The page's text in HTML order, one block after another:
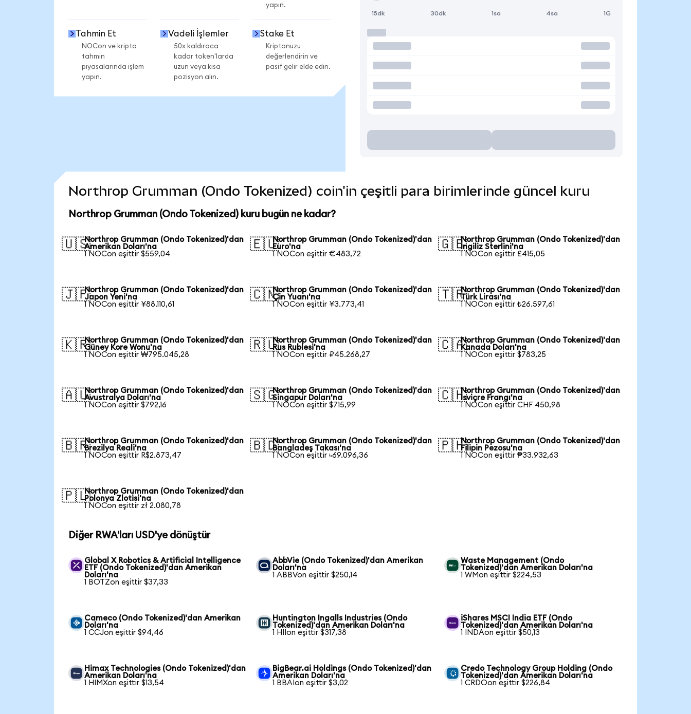
yapın.
Tahmin Et
NOCon ve kripto
tahmin
piyasalarında işlem
yapın.
Vadeli İşlemler
50x kaldıraca
kadar token'larda
uzun veya kısa
pozisyon alın.
Stake Et
Kriptonuzu
değerlendirin ve
pasif gelir elde edin.
15dk 30dk 1sa 4sa 1G
Northrop Grumman (Ondo Tokenized) coin'in çeşitli para birimlerinde güncel kuru
Northrop Grumman (Ondo Tokenized) kuru bugün ne kadar?
🇺🇸Northrop Grumman (Ondo Tokenized)'dan
Amerikan Doları'na
1 NOCon eşittir $559,04
🇪🇺Northrop Grumman (Ondo Tokenized)'dan
Euro'na
1 NOCon eşittir €483,72
🇬🇧Northrop Grumman (Ondo Tokenized)'dan
İngiliz Sterlini'na
1 NOCon eşittir £415,05
🇯🇵Northrop Grumman (Ondo Tokenized)'dan
Japon Yeni'na
1 NOCon eşittir ¥88.110,61
🇨🇳Northrop Grumman (Ondo Tokenized)'dan
Çin Yuanı'na
1 NOCon eşittir ¥3.773,41
🇹🇷Northrop Grumman (Ondo Tokenized)'dan
Türk Lirası'na
1 NOCon eşittir ₺26.597,61
🇰🇷Northrop Grumman (Ondo Tokenized)'dan
Güney Kore Wonu'na
1 NOCon eşittir ₩795.045,28
🇷🇺Northrop Grumman (Ondo Tokenized)'dan
Rus Rublesi'na
1 NOCon eşittir ₽45.268,27
🇨🇦Northrop Grumman (Ondo Tokenized)'dan
Kanada Doları'na
1 NOCon eşittir $783,25
🇦🇺Northrop Grumman (Ondo Tokenized)'dan
Avustralya Doları'na
1 NOCon eşittir $792,16
🇸🇬Northrop Grumman (Ondo Tokenized)'dan
Singapur Doları'na
1 NOCon eşittir $715,99
🇨🇭Northrop Grumman (Ondo Tokenized)'dan
İsviçre Frangı'na
1 NOCon eşittir CHF 450,98
🇧🇷Northrop Grumman (Ondo Tokenized)'dan
Brezilya Reali'na
1 NOCon eşittir R$2.873,47
🇧🇩Northrop Grumman (Ondo Tokenized)'dan
Bangladeş Takası'na
1 NOCon eşittir ৳69.096,36
🇵🇭Northrop Grumman (Ondo Tokenized)'dan
Filipin Pezosu'na
1 NOCon eşittir ₱33.932,63
🇵🇱Northrop Grumman (Ondo Tokenized)'dan
Polonya Zlotisi'na
1 NOCon eşittir zł 2.080,78
Diğer RWA'ları USD'ye dönüştür
Global X Robotics & Artificial Intelligence
ETF (Ondo Tokenized)'dan Amerikan
Doları'na
1 BOTZon eşittir $37,33
AbbVie (Ondo Tokenized)'dan Amerikan
Doları'na
1 ABBVon eşittir $250,14
Waste Management (Ondo
Tokenized)'dan Amerikan Doları'na
1 WMon eşittir $224,53
Cameco (Ondo Tokenized)'dan Amerikan
Doları'na
1 CCJon eşittir $94,46
Huntington Ingalls Industries (Ondo
Tokenized)'dan Amerikan Doları'na
1 HIIon eşittir $317,38
iShares MSCI India ETF (Ondo
Tokenized)'dan Amerikan Doları'na
1 INDAon eşittir $50,13
Himax Technologies (Ondo Tokenized)'dan
Amerikan Doları'na
1 HIMXon eşittir $13,54
BigBear.ai Holdings (Ondo Tokenized)'dan
Amerikan Doları'na
1 BBAIon eşittir $3,02
Credo Technology Group Holding (Ondo
Tokenized)'dan Amerikan Doları'na
1 CRDOon eşittir $226,84